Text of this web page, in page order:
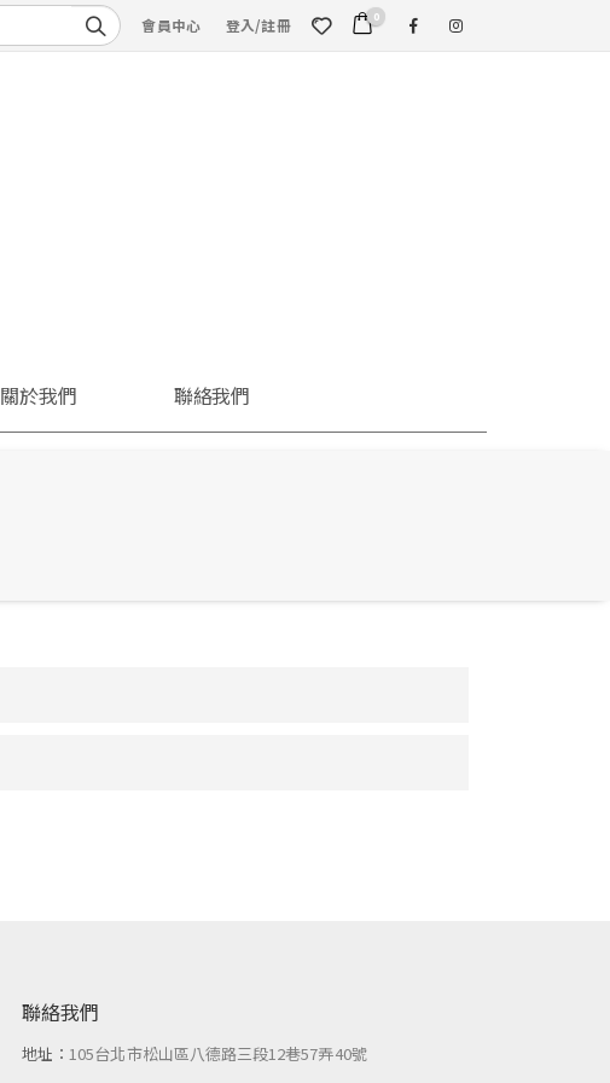
會員中心 登入/註冊 0
關於我們 聯絡我們
聯絡我們
地址： 105台北市松山區八德路三段12巷57弄40號